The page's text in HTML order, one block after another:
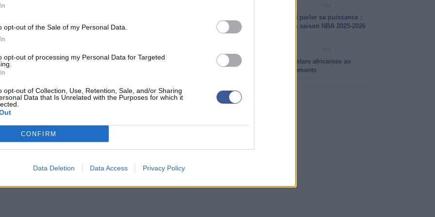
opt-out of the Sale of my Personal Data.
opt-out of processing my Personal Data for Targeted
opt-out of Collection, Use, Retention, Sale, and/or Sharing
Data that Is Unrelated with the Purposes for which it
CONFIRM
Data Deletion Data Access Privacy Policy
144 à 110,
dont 6/14 à trois points, 3/4 aux lancers francs
jeu.
points, 15 rebonds et 6 passes d' Isaiah
Williams
19 points deMalik Monk, 16 points de
24 pour Sacramento.
LeBron James a encore fait parler sa puissance :
ses plus beaux dunks de la saison NBA 2025-2026
Intersaison NBA 2026 : les stars africaines au
coeur des plus gros mouvements